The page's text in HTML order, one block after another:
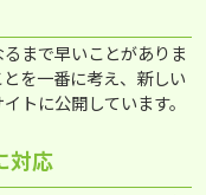
まで早いことがありま
を一番に考え、新しい
トに公開しています。
対応